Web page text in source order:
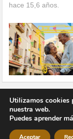
hace 15,6 años.
Copyright © 2026 Vivir en
Utilizamos cookies
nuestra web.
Puedes aprender
Aceptar